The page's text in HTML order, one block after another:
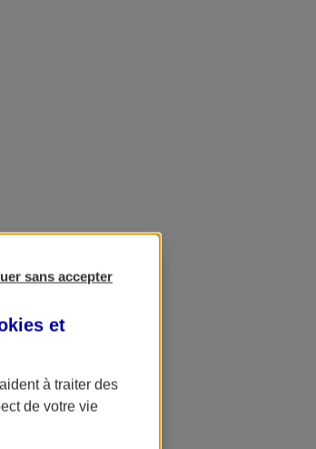
sans accepter
et
à traiter des
de votre vie